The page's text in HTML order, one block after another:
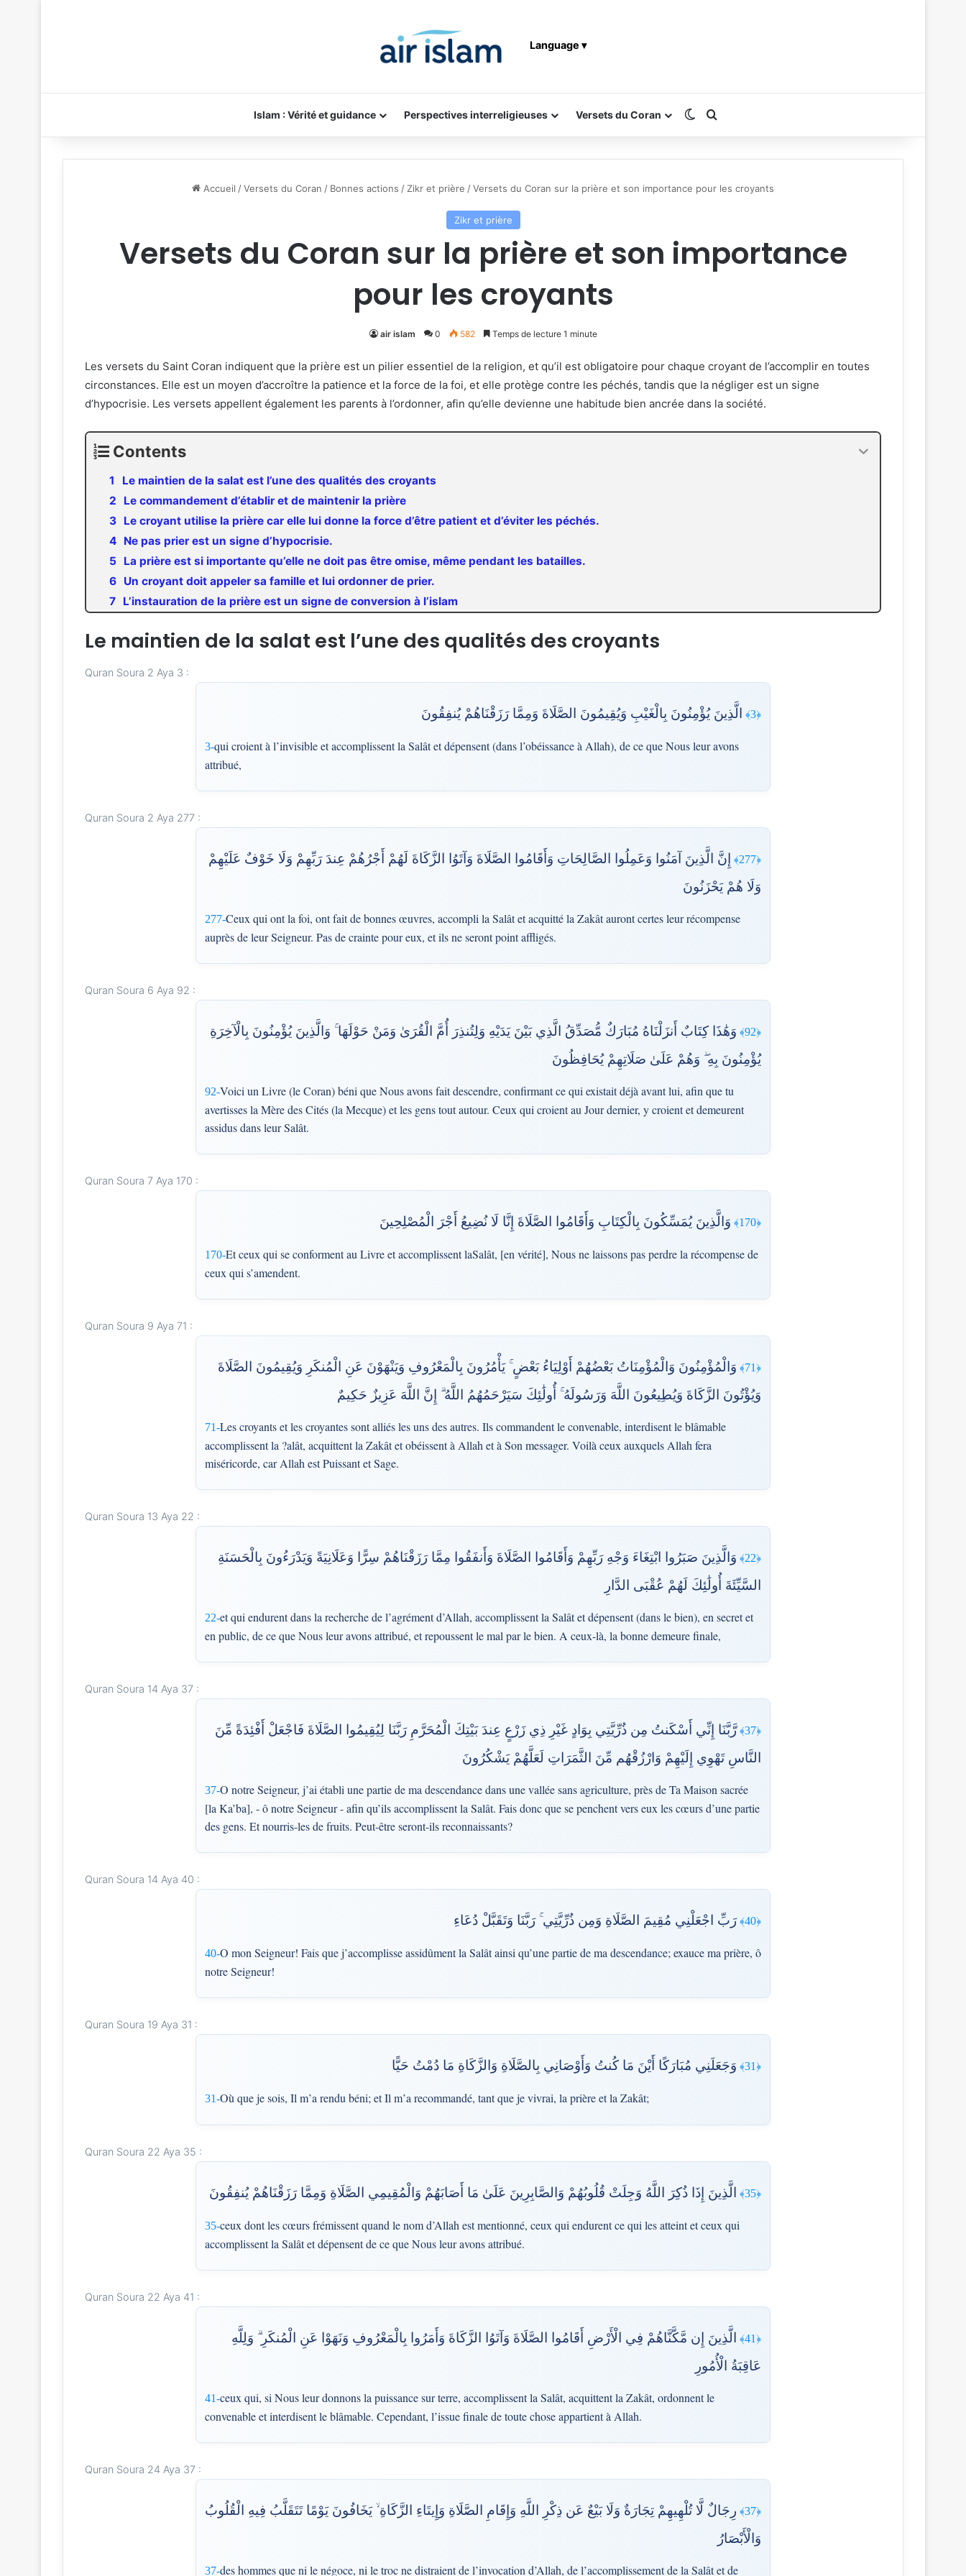
Language ▾
Islam : Vérité et guidance Perspectives interreligieuses Versets du Coran Switch skin
Accueil /Versets du Coran / Bonnes actions / Zikr et prière /Versets du Coran sur la prière et son importance pour les croyants
Zikr et prière
Versets du Coran sur la prière et son importance
pour les croyants
air islam 0 582 Temps de lecture 1 minute
Les versets du Saint Coran indiquent que la prière est un pilier essentiel de la religion, et qu’il est obligatoire pour chaque croyant de l’accomplir en toutes
circonstances. Elle est un moyen d’accroître la patience et la force de la foi, et elle protège contre les péchés, tandis que la négliger est un signe
d’hypocrisie. Les versets appellent également les parents à l’ordonner, afin qu’elle devienne une habitude bien ancrée dans la société.
Contents
Le maintien de la salat est l’une des qualités des croyants
Le commandement d’établir et de maintenir la prière
Le croyant utilise la prière car elle lui donne la force d’être patient et d’éviter les péchés.
Ne pas prier est un signe d’hypocrisie.
La prière est si importante qu’elle ne doit pas être omise, même pendant les batailles.
Un croyant doit appeler sa famille et lui ordonner de prier.
L’instauration de la prière est un signe de conversion à l’islam
Le maintien de la salat est l’une des qualités des croyants
Quran Soura 2 Aya 3 :
﴿3﴾ الَّذِينَ يُؤْمِنُونَ بِالْغَيْبِ وَيُقِيمُونَ الصَّلَاةَ وَمِمَّا رَزَقْنَاهُمْ يُنفِقُونَ
3-qui croient à l’invisible et accomplissent la Salât et dépensent (dans l’obéissance à Allah), de ce que Nous leur avons
attribué,
Quran Soura 2 Aya 277 :
﴿277﴾
إِنَّ الَّذِينَ آمَنُوا وَعَمِلُوا الصَّالِحَاتِ وَأَقَامُوا الصَّلَاةَ وَآتَوُا الزَّكَاةَ لَهُمْ أَجْرُهُمْ عِندَ رَبِّهِمْ وَلَا خَوْفٌ عَلَيْهِمْ
وَلَا هُمْ يَحْزَنُونَ
277-Ceux qui ont la foi, ont fait de bonnes œuvres, accompli la Salât et acquitté la Zakât auront certes leur récompense
auprès de leur Seigneur. Pas de crainte pour eux, et ils ne seront point affligés.
Quran Soura 6 Aya 92 :
﴿92﴾
وَهَٰذَا كِتَابٌ أَنزَلْنَاهُ مُبَارَكٌ مُّصَدِّقُ الَّذِي بَيْنَ يَدَيْهِ وَلِتُنذِرَ أُمَّ الْقُرَىٰ وَمَنْ حَوْلَهَا ۚ وَالَّذِينَ يُؤْمِنُونَ بِالْآخِرَةِ
يُؤْمِنُونَ بِهِ ۖ وَهُمْ عَلَىٰ صَلَاتِهِمْ يُحَافِظُونَ
92-Voici un Livre (le Coran) béni que Nous avons fait descendre, confirmant ce qui existait déjà avant lui, afin que tu
avertisses la Mère des Cités (la Mecque) et les gens tout autour. Ceux qui croient au Jour dernier, y croient et demeurent
assidus dans leur Salât.
Quran Soura 7 Aya 170 :
﴿170﴾ وَالَّذِينَ يُمَسِّكُونَ بِالْكِتَابِ وَأَقَامُوا الصَّلَاةَ إِنَّا لَا نُضِيعُ أَجْرَ الْمُصْلِحِينَ
170-Et ceux qui se conforment au Livre et accomplissent laSalât, [en vérité], Nous ne laissons pas perdre la récompense de
ceux qui s’amendent.
Quran Soura 9 Aya 71 :
﴿71﴾
وَالْمُؤْمِنُونَ وَالْمُؤْمِنَاتُ بَعْضُهُمْ أَوْلِيَاءُ بَعْضٍ ۚ يَأْمُرُونَ بِالْمَعْرُوفِ وَيَنْهَوْنَ عَنِ الْمُنكَرِ وَيُقِيمُونَ الصَّلَاةَ
وَيُؤْتُونَ الزَّكَاةَ وَيُطِيعُونَ اللَّهَ وَرَسُولَهُ ۚ أُولَٰئِكَ سَيَرْحَمُهُمُ اللَّهُ ۗ إِنَّ اللَّهَ عَزِيزٌ حَكِيمٌ
71-Les croyants et les croyantes sont alliés les uns des autres. Ils commandent le convenable, interdisent le blâmable
accomplissent la ?alât, acquittent la Zakât et obéissent à Allah et à Son messager. Voilà ceux auxquels Allah fera
miséricorde, car Allah est Puissant et Sage.
Quran Soura 13 Aya 22 :
﴿22﴾
وَالَّذِينَ صَبَرُوا ابْتِغَاءَ وَجْهِ رَبِّهِمْ وَأَقَامُوا الصَّلَاةَ وَأَنفَقُوا مِمَّا رَزَقْنَاهُمْ سِرًّا وَعَلَانِيَةً وَيَدْرَءُونَ بِالْحَسَنَةِ
السَّيِّئَةَ أُولَٰئِكَ لَهُمْ عُقْبَى الدَّارِ
22-et qui endurent dans la recherche de l’agrément d’Allah, accomplissent la Salât et dépensent (dans le bien), en secret et
en public, de ce que Nous leur avons attribué, et repoussent le mal par le bien. A ceux-là, la bonne demeure finale,
Quran Soura 14 Aya 37 :
﴿37﴾
رَّبَّنَا إِنِّي أَسْكَنتُ مِن ذُرِّيَّتِي بِوَادٍ غَيْرِ ذِي زَرْعٍ عِندَ بَيْتِكَ الْمُحَرَّمِ رَبَّنَا لِيُقِيمُوا الصَّلَاةَ فَاجْعَلْ أَفْئِدَةً مِّنَ
النَّاسِ تَهْوِي إِلَيْهِمْ وَارْزُقْهُم مِّنَ الثَّمَرَاتِ لَعَلَّهُمْ يَشْكُرُونَ
37-O notre Seigneur, j’ai établi une partie de ma descendance dans une vallée sans agriculture, près de Ta Maison sacrée
[la Ka’ba], - ô notre Seigneur - afin qu’ils accomplissent la Salât. Fais donc que se penchent vers eux les cœurs d’une partie
des gens. Et nourris-les de fruits. Peut-être seront-ils reconnaissants?
Quran Soura 14 Aya 40 :
﴿40﴾ رَبِّ اجْعَلْنِي مُقِيمَ الصَّلَاةِ وَمِن ذُرِّيَّتِي ۚ رَبَّنَا وَتَقَبَّلْ دُعَاءِ
40-O mon Seigneur! Fais que j’accomplisse assidûment la Salât ainsi qu’une partie de ma descendance; exauce ma prière, ô
notre Seigneur!
Quran Soura 19 Aya 31 :
﴿31﴾ وَجَعَلَنِي مُبَارَكًا أَيْنَ مَا كُنتُ وَأَوْصَانِي بِالصَّلَاةِ وَالزَّكَاةِ مَا دُمْتُ حَيًّا
31-Où que je sois, Il m’a rendu béni; et Il m’a recommandé, tant que je vivrai, la prière et la Zakât;
Quran Soura 22 Aya 35 :
﴿35﴾ الَّذِينَ إِذَا ذُكِرَ اللَّهُ وَجِلَتْ قُلُوبُهُمْ وَالصَّابِرِينَ عَلَىٰ مَا أَصَابَهُمْ وَالْمُقِيمِي الصَّلَاةِ وَمِمَّا رَزَقْنَاهُمْ يُنفِقُونَ
35-ceux dont les cœurs frémissent quand le nom d’Allah est mentionné, ceux qui endurent ce qui les atteint et ceux qui
accomplissent la Salât et dépensent de ce que Nous leur avons attribué.
Quran Soura 22 Aya 41 :
﴿41﴾
الَّذِينَ إِن مَّكَّنَّاهُمْ فِي الْأَرْضِ أَقَامُوا الصَّلَاةَ وَآتَوُا الزَّكَاةَ وَأَمَرُوا بِالْمَعْرُوفِ وَنَهَوْا عَنِ الْمُنكَرِ ۗ وَلِلَّهِ
عَاقِبَةُ الْأُمُورِ
41-ceux qui, si Nous leur donnons la puissance sur terre, accomplissent la Salât, acquittent la Zakât, ordonnent le
convenable et interdisent le blâmable. Cependant, l’issue finale de toute chose appartient à Allah.
Quran Soura 24 Aya 37 :
﴿37﴾
رِجَالٌ لَّا تُلْهِيهِمْ تِجَارَةٌ وَلَا بَيْعٌ عَن ذِكْرِ اللَّهِ وَإِقَامِ الصَّلَاةِ وَإِيتَاءِ الزَّكَاةِ ۙ يَخَافُونَ يَوْمًا تَتَقَلَّبُ فِيهِ الْقُلُوبُ
وَالْأَبْصَارُ
37-des hommes que ni le négoce, ni le troc ne distraient de l’invocation d’Allah, de l’accomplissement de la Salât et de